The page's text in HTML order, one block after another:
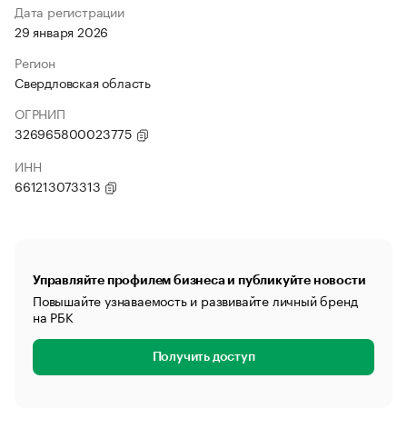
Дата регистрации
29 января 2026
Регион
Свердловская область
ОГРНИП
326965800023775
ИНН
661213073313
Управляйте профилем бизнеса и публикуйте новости
Повышайте узнаваемость и развивайте личный бренд
на РБК
Получить доступ